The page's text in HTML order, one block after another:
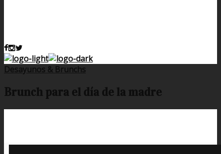
Desayunos & Brunchs
Brunch para el día de la madre